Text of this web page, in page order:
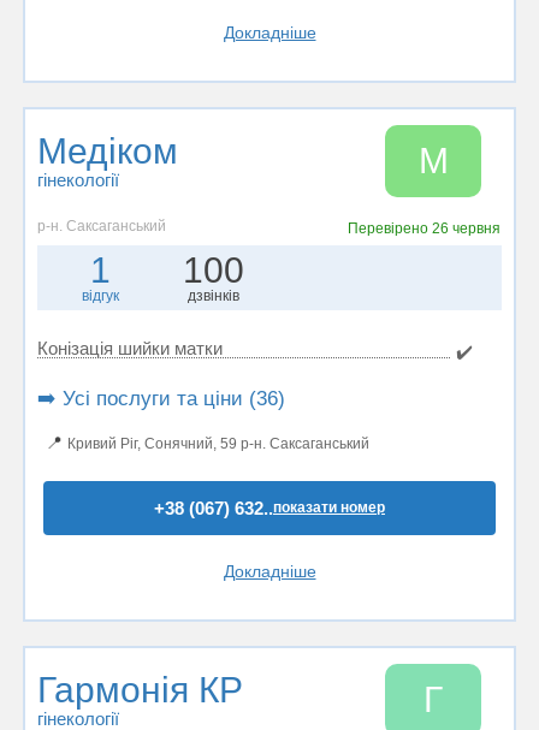
Докладніше
Медіком
гінекології М
р-н. Саксаганський Перевірено26 червня
1
відгук
100
дзвінків
Конізація шийки матки ✔️
➡️ Усі послуги та ціни (36)
📍 Кривий Ріг, Сонячний, 59 р-н. Саксаганський
+38 (067) 632..показати номер
Докладніше
Гармонія КР
гінекології Г